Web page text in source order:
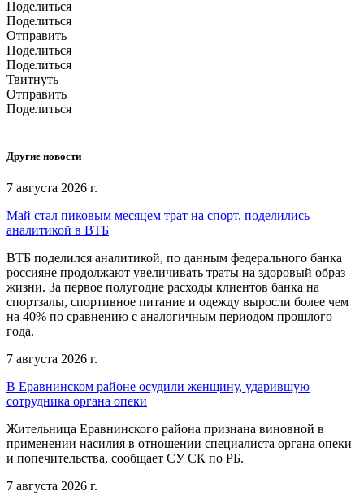
Поделиться
Поделиться
Отправить
Поделиться
Поделиться
Твитнуть
Отправить
Поделиться
Другие новости
7 августа 2026 г.
Май стал пиковым месяцем трат на спорт, поделились
аналитикой в ВТБ
ВТБ поделился аналитикой, по данным федерального банка
россияне продолжают увеличивать траты на здоровый образ
жизни. За первое полугодие расходы клиентов банка на
спортзалы, спортивное питание и одежду выросли более чем
на 40% по сравнению с аналогичным периодом прошлого
года.
7 августа 2026 г.
В Еравнинском районе осудили женщину, ударившую
сотрудника органа опеки
Жительница Еравнинского района признана виновной в
применении насилия в отношении специалиста органа опеки
и попечительства, сообщает СУ СК по РБ.
7 августа 2026 г.